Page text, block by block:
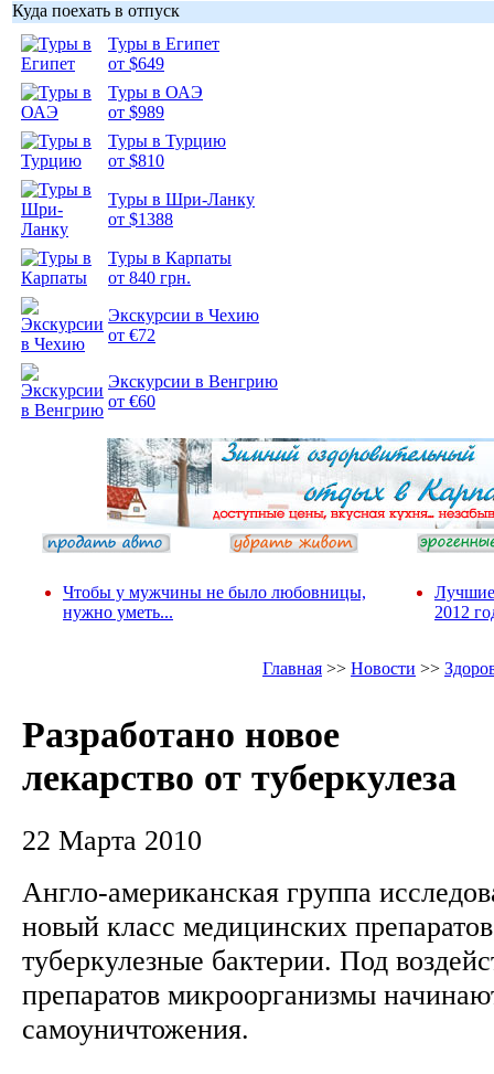
Куда поехать в отпуск
Туры в Египет
от $649
Туры в ОАЭ
от $989
Туры в Турцию
от $810
Туры в Шри-Ланку
от $1388
Туры в Карпаты
от 840 грн.
Экскурсии в Чехию
от €72
Экскурсии в Венгрию
от €60
Чтобы у мужчины не было любовницы,
нужно уметь...
Лучшие
2012
Главная >> Новости >>
Разработано новое
лекарство от туберкулеза
22 Марта 2010
Англо-американская группа
новый класс медицинских
туберкулезные бактерии. Под
препаратов микроорганизмы
самоуничтожения.